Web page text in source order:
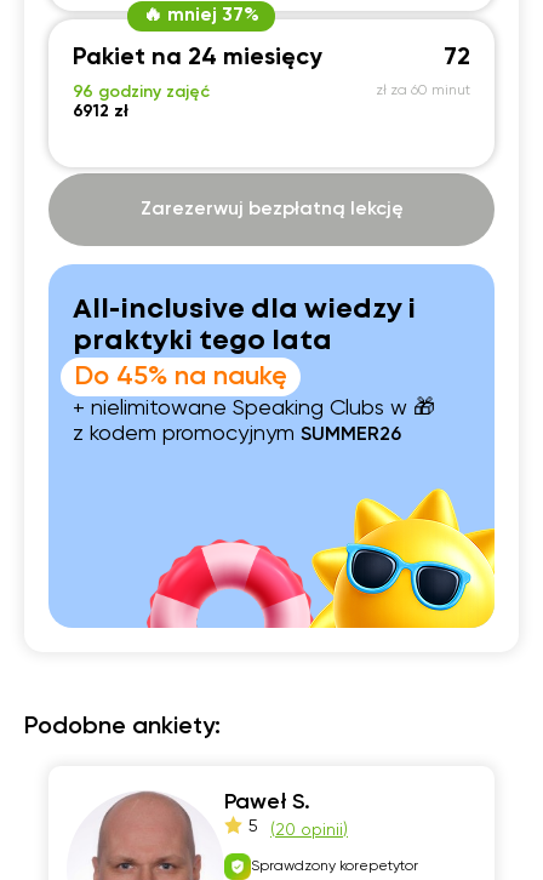
🔥 mniej 37%
Pakiet na 24 miesięcy
96 godziny zajęć
6912 zł
72
zł za 60 minut
Zarezerwuj bezpłatną lekcję
All-inclusive dla wiedzy i
praktyki tego lata
Do 45% na naukę
+ nielimitowane Speaking Clubs w 🎁
z kodem promocyjnym SUMMER26
Podobne ankiety:
Paweł S.
5 (20 opinii)
Sprawdzony korepetytor